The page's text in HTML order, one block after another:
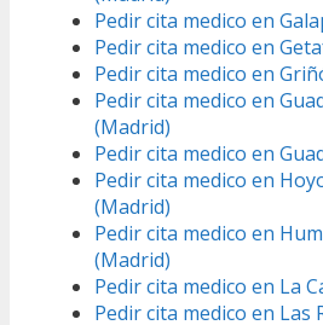
Pedir cita medico en
Pedir cita medico en
Pedir cita medico en
Pedir cita medico en
(Madrid)
Pedir cita medico en
Pedir cita medico en
(Madrid)
Pedir cita medico en
(Madrid)
Pedir cita medico en La
Pedir cita medico en Las